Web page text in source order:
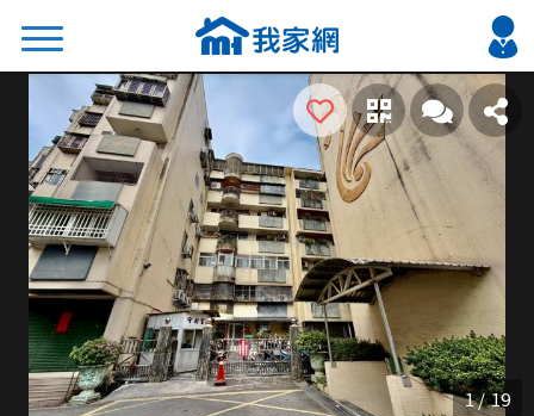
搜尋
熱門關鍵字
2026 台北降價好屋限量釋出
2026 新北降價好屋限量釋出
2026 台中降價好屋限量釋出
2026 台南降價好屋限量釋出
2026 高雄降價好屋限量釋出